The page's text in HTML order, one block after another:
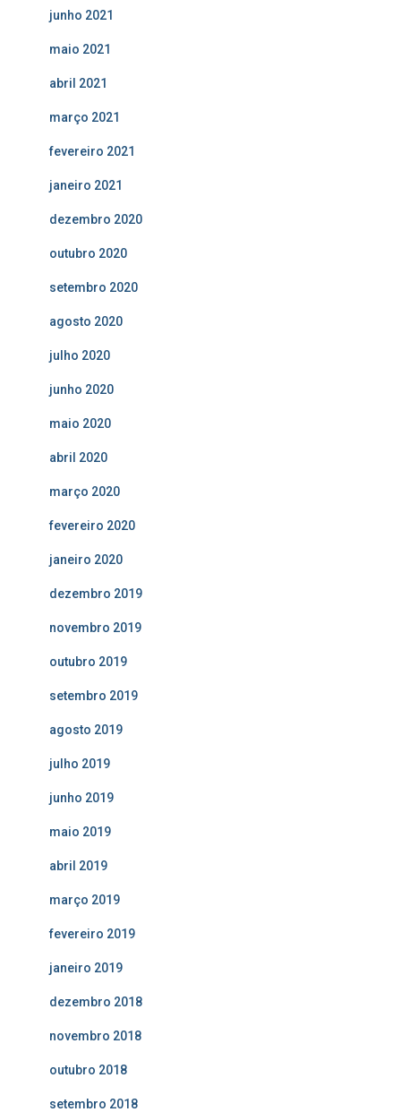
junho 2021
maio 2021
abril 2021
março 2021
fevereiro 2021
janeiro 2021
dezembro 2020
outubro 2020
setembro 2020
agosto 2020
julho 2020
junho 2020
maio 2020
abril 2020
março 2020
fevereiro 2020
janeiro 2020
dezembro 2019
novembro 2019
outubro 2019
setembro 2019
agosto 2019
julho 2019
junho 2019
maio 2019
abril 2019
março 2019
fevereiro 2019
janeiro 2019
dezembro 2018
novembro 2018
outubro 2018
setembro 2018